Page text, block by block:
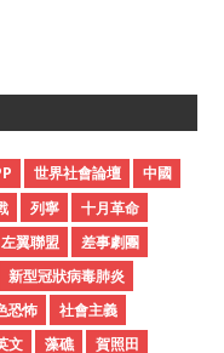
世界社會論壇
中國
列寧
十月革命
左翼聯盟
差事劇團
新型冠狀病毒肺炎
恐怖
社會主義
文 藻礁 賀照田